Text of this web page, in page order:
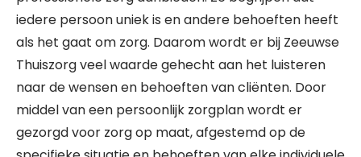
iedere persoon uniek is en andere behoeften heeft
als het gaat om zorg. Daarom wordt er bij Zeeuwse
Thuiszorg veel waarde gehecht aan het luisteren
naar de wensen en behoeften van cliënten. Door
middel van een persoonlijk zorgplan wordt er
gezorgd voor zorg op maat, afgestemd op de